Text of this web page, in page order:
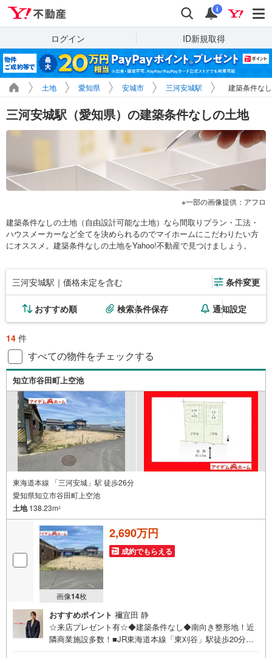
検索 通知
i
ログイン ID新規取得
土地 愛知県 安城市 三河安城駅 建築条件な
三河安城駅（愛知県）の建築条件なしの土地
一部の画像提供：アフロ
建築条件なしの土地（自由設計可能な土地）なら間取りプラン・工法・
ハウスメーカーなど全てを決められるのでマイホームにこだわりたい方
にオススメ。建築条件なしの土地をYahoo!不動産で見つけましょう。
三河安城駅｜価格未定を含む 条件変更
おすすめ順 検索条件保存 通知設定
14 件
すべての物件をチェックする
知立市谷田町上空池
東海道本線 「三河安城」駅 徒歩26分
愛知県知立市谷田町上空池
土地138.23m2
画像14枚
2,690万円
成約でもらえる
おすすめポイント 禰宜田 静
☆来店プレゼント有☆◆建築条件なし◆南向き整形地！近
隣商業施設多数！■JR東海道本線「東刈谷」駅徒歩20分！■